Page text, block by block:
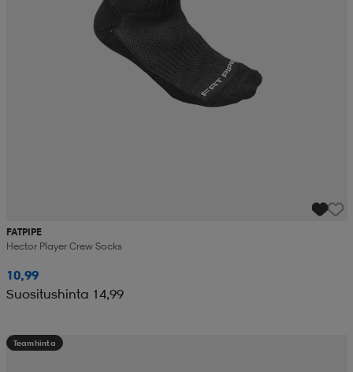
FATPIPE
Hector Player Crew Socks
10,99
Suositushinta 14,99
Teamhinta